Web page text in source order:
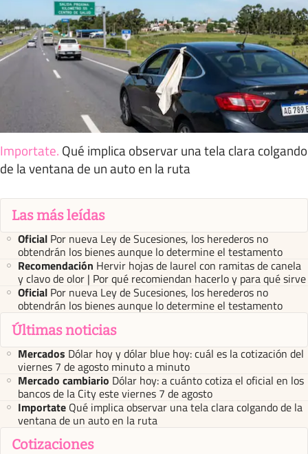
Importate. Qué implica observar una tela clara colgando
de la ventana de un auto en la ruta
Las más leídas
Oficial Por nueva Ley de Sucesiones, los herederos no
obtendrán los bienes aunque lo determine el testamento
Recomendación Hervir hojas de laurel con ramitas de canela
y clavo de olor | Por qué recomiendan hacerlo y para qué sirve
Oficial Por nueva Ley de Sucesiones, los herederos no
obtendrán los bienes aunque lo determine el testamento
Últimas noticias
Mercados Dólar hoy y dólar blue hoy: cuál es la cotización del
viernes 7 de agosto minuto a minuto
Mercado cambiario Dólar hoy: a cuánto cotiza el oficial en los
bancos de la City este viernes 7 de agosto
Importate Qué implica observar una tela clara colgando de la
ventana de un auto en la ruta
Cotizaciones